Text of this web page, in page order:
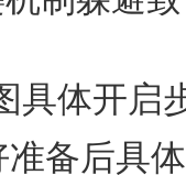
具体开启
备后具